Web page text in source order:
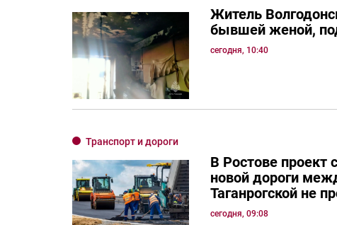
Житель
бывшей женой,
сегодня, 10:40
Транспорт и дороги
В Ростове проект
новой дороги
Таганрогской не
сегодня, 09:08